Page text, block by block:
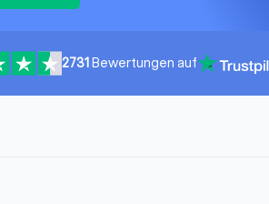
2731Bewertungen auf